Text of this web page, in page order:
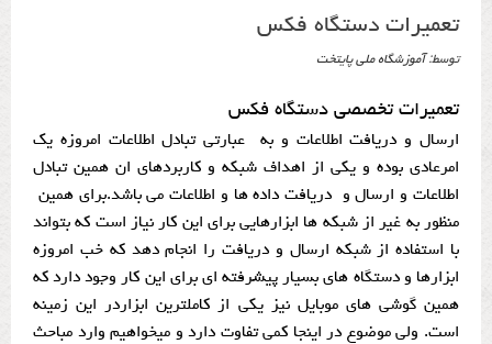
تعمیرات دستگاه فکس
توسط: ‪آموزشگاه ملی پایتخت
تعمیرات تخصصی دستگاه فکس
ارسال و دریافت اطلاعات و به عبارتی تبادل اطلاعات امروزه یک
امرعادی بوده و یکی از اهداف شبکه و کاربردهای ان همین تبادل
اطلاعات و ارسال و دریافت داده ها و اطلاعات می باشد.برای همین
منظور به غیر از شبکه ها ابزارهایی برای این کار نیاز است که بتواند
با استفاده از شبکه ارسال و دریافت را انجام دهد که خب امروزه
ابزارها و دستگاه های بسیار پیشرفته ای برای این کار وجود دارد که
همین گوشی های موبایل نیز یکی از کاملترین ابزاردر این زمینه
است. ولی موضوع در اینجا کمی تفاوت دارد و میخواهیم وارد مباحث